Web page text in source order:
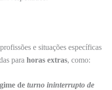
e situações específicas
para horas extras, como:
de turno ininterrupto de